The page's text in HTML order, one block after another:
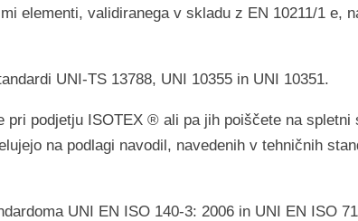
elementi, validiranega v skladu z EN 10211/1 e,
UNI-TS 13788, UNI 10355 in UNI 10351.
podjetju ISOTEX ® ali pa jih poiščete na
na podlagi navodil, navedenih v tehničnih
UNI EN ISO 140-3: 2006 in UNI EN ISO